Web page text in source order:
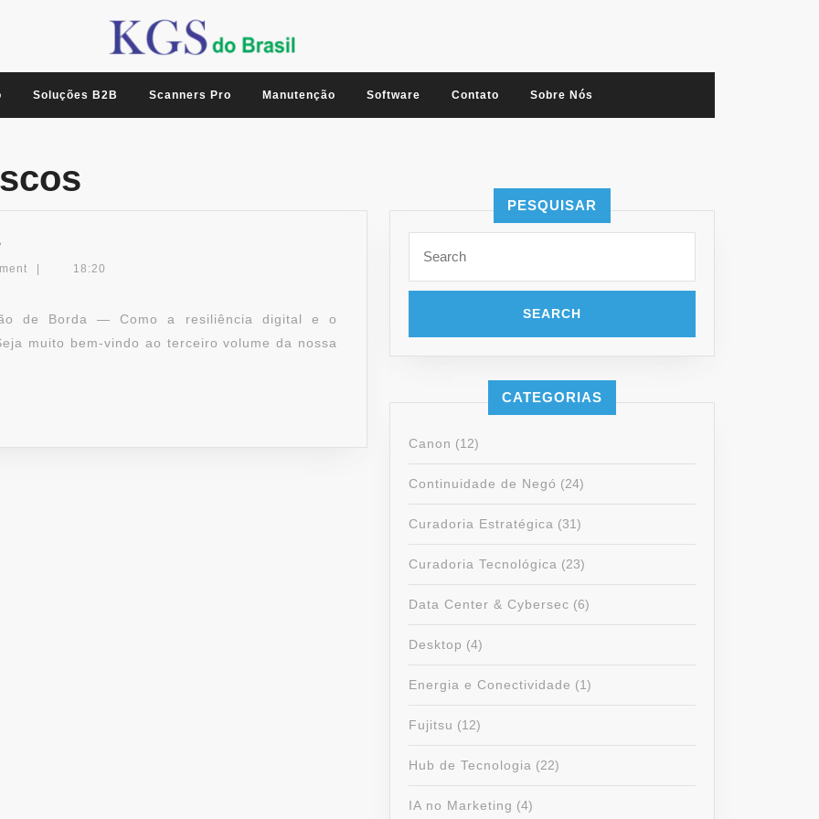
Soluções B2B Scanners Pro Manutenção Software Contato Sobre Nós
TI
FATURA
–
18:20
de Borda — Como a resiliência digital e o
muito bem-vindo ao terceiro volume da nossa
PESQUISAR
for:
CATEGORIAS
Canon (12)
Continuidade de Negó (24)
Curadoria Estratégica (31)
Curadoria Tecnológica (23)
Data Center & Cybersec (6)
Desktop (4)
Energia e Conectividade (1)
Fujitsu (12)
Hub de Tecnologia (22)
IA no Marketing (4)